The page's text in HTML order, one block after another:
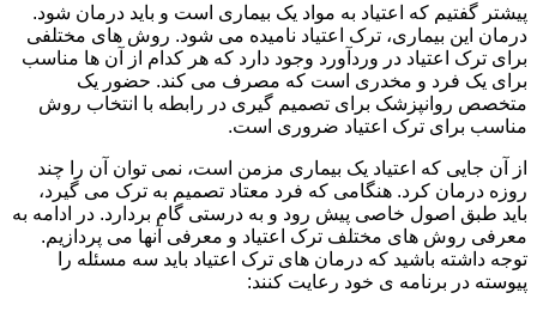
پیشتر گفتیم که اعتیاد به مواد یک بیماری است و باید درمان شود.
درمان این بیماری، ترک اعتیاد نامیده می شود. روش های مختلفی
برای ترک اعتیاد در وردآورد وجود دارد که هر کدام از آن ها مناسب
برای یک فرد و مخدری است که مصرف می کند. حضور یک
متخصص روانپزشک برای تصمیم گیری در رابطه با انتخاب روش
مناسب برای ترک اعتیاد ضروری است.
از آن جایی که اعتیاد یک بیماری مزمن است، نمی توان آن را چند
روزه درمان کرد. هنگامی که فرد معتاد تصمیم به ترک می گیرد،
باید طبق اصول خاصی پیش رود و به درستی گام بردارد. در ادامه به
معرفی روش های مختلف ترک اعتیاد و معرفی آنها می پردازیم.
توجه داشته باشید که درمان های ترک اعتیاد باید سه مسئله را
پیوسته در برنامه ی خود رعایت کنند: